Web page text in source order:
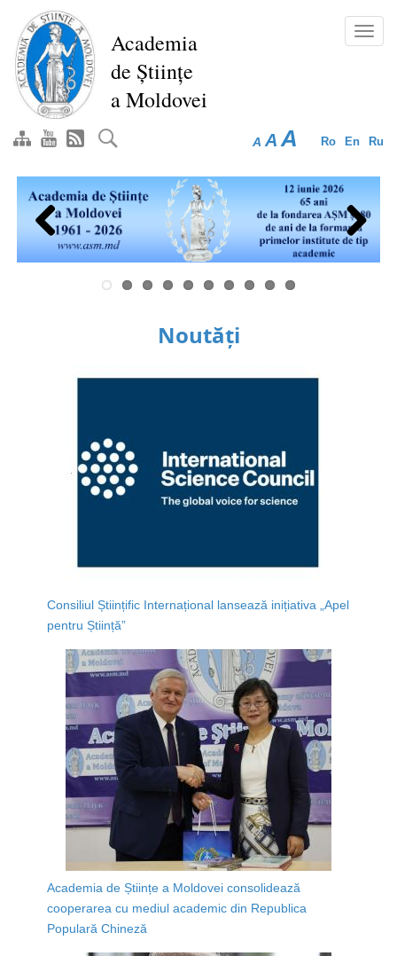
conţinutul
principal
Academia
de Științe
a Moldovei
Ro En Ru
A A A
Previous Next
Noutăți
Consiliul Științific Internațional lansează inițiativa „Apel
pentru Știință”
Academia de Științe a Moldovei consolidează
cooperarea cu mediul academic din Republica
Populară Chineză